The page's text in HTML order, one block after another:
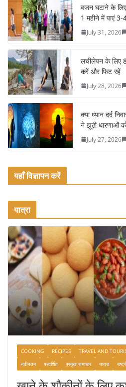
e
b
o
o
k
er e
वजन घटाने के
1 महीने में पाएं
July 31, 2026
लचीलेपन के लिए
करें और फिट रहें
July 28, 2026
क्या ध्यान दर्द
ने झूठी धारणाओं
July 27, 2026
यहाँ विज्ञापन करें
यात्रा
COOKING RECIPES TRAVEL AND
नवीनतम
प्रदर्शित प्रमुख समाचार यात्रा